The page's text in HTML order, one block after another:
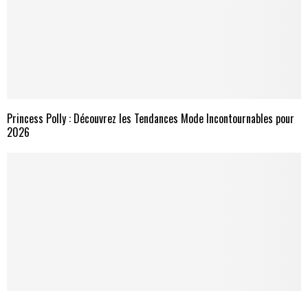
Princess Polly : Découvrez les Tendances Mode Incontournables pour
2026